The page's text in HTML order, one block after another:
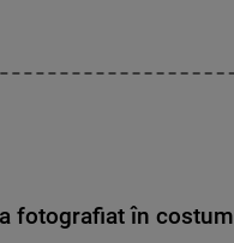
fotografiat în costum